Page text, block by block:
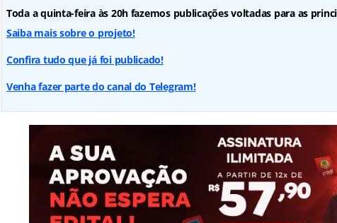
Toda a quinta-feira às 20h fazemos publicações voltadas para as
Saiba mais sobre o projeto!
Confira tudo que já foi publicado!
Venha fazer parte do canal do Telegram!